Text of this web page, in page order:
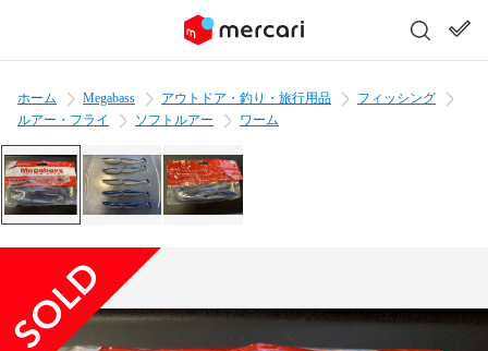
ホーム Megabass アウトドア・釣り・旅行用品
フィッシング
ルアー・フライ
ソフトルアー ワーム